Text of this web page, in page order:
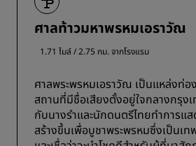
ศาลท้าวมหาพรหมเอราวัณ
1.71 ไมล์ / 2.75 กม. จากโรงแรม
ศาลพระพรหมเอราวัณ เป็นแหล่งท่อ
สถานที่มีชื่อเสียงตั้งอยู่ใจกลางกรุง
กับนางรำและนักดนตรีไทยทำการแ
สร้างขึ้นเพื่อบูชาพระพรหมซึ่งเป็นเท